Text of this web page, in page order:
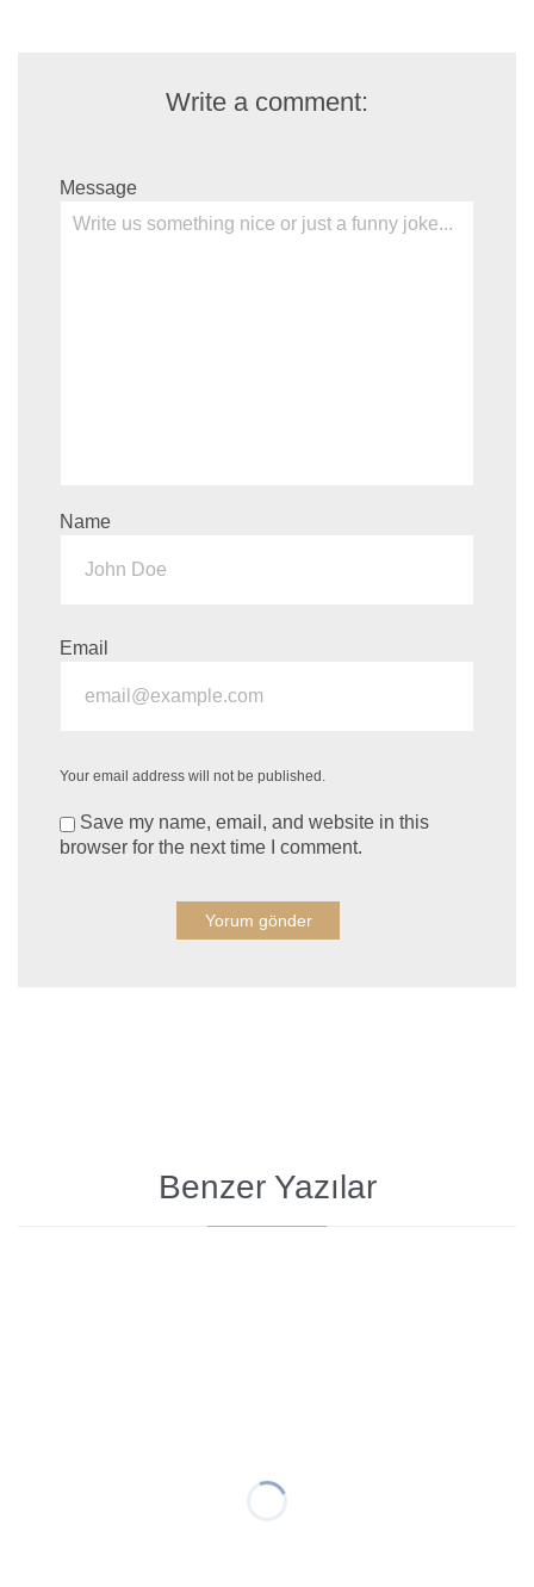
Write a comment:
Message
Name
Email
Your email address will not be published.
Save my name, email, and website in this
browser for the next time I comment.
Benzer Yazılar